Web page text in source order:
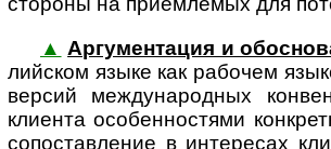
▲ Аргументация и
лий­ском языке как рабочем
версий между­на­род­ных
клиента особенностями
сопоставление в интересах